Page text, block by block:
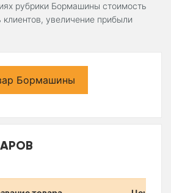
рубрики Бормашины стоимость
клиентов, увеличение прибыли
Бормашины